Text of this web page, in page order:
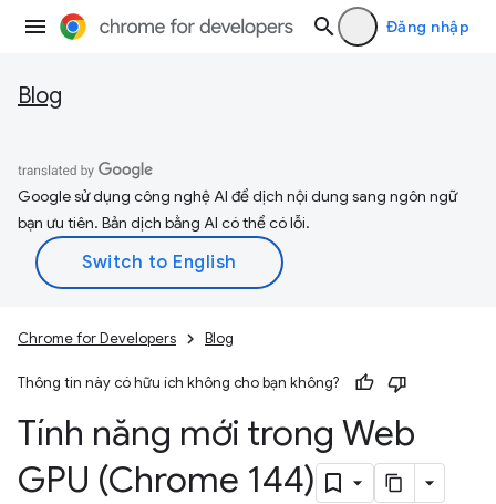
Đăng nhập
Blog
Google sử dụng công nghệ AI để dịch nội dung sang ngôn ngữ
bạn ưu tiên. Bản dịch bằng AI có thể có lỗi.
Chrome for Developers Blog
Thông tin này có hữu ích không cho bạn không?
Tính năng mới trong Web
GPU (Chrome 144)